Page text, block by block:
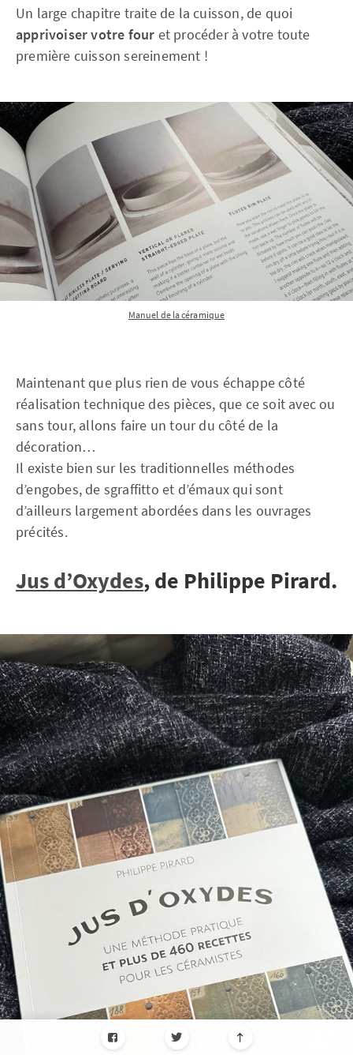
Un large chapitre traite de la cuisson, de quoi
apprivoiser votre four et procéder à votre toute
première cuisson sereinement !
Manuel de la céramique
Maintenant que plus rien de vous échappe côté
réalisation technique des pièces, que ce soit avec ou
sans tour, allons faire un tour du côté de la
décoration…
Il existe bien sur les traditionnelles méthodes
d’engobes, de sgraffitto et d’émaux qui sont
d’ailleurs largement abordées dans les ouvrages
précités.
Jus d’Oxydes, de Philippe Pirard.